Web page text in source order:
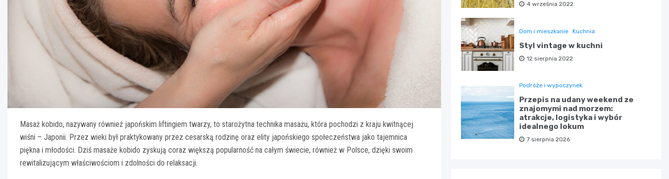
Masaż kobido, nazywany również japońskim liftingiem twarzy, to starożytna technika masażu, która pochodzi z kraju kwitnącej
wiśni – Japonii. Przez wieki był praktykowany przez cesarską rodzinę oraz elity japońskiego społeczeństwa jako tajemnica
piękna i młodości. Dziś masaże kobido zyskują coraz większą popularność na całym świecie, również w Polsce, dzięki swoim
rewitalizującym właściwościom i zdolności do relaksacji.
4 września 2022
Dom i mieszkanie Kuchnia
Styl vintage w kuchni
12 sierpnia 2022
Podróże i wypoczynek
Przepis na udany weekend ze
znajomymi nad morzem:
atrakcje, logistyka i wybór
idealnego lokum
7 sierpnia 2026